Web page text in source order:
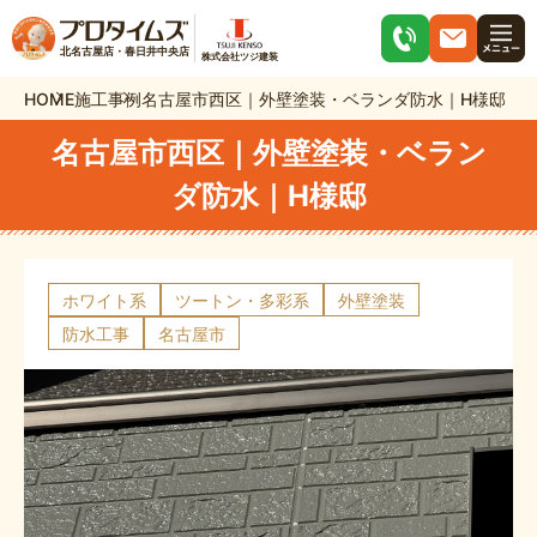
北名古屋店・春日井中央店 株式会社ツジ建装
HOME施工事例名古屋市西区｜外壁塗装・ベランダ防水｜H様邸
名古屋市西区｜外壁塗装・ベラン
ダ防水｜H様邸
ホワイト系 ツートン・多彩系
外壁塗装
防水工事
名古屋市